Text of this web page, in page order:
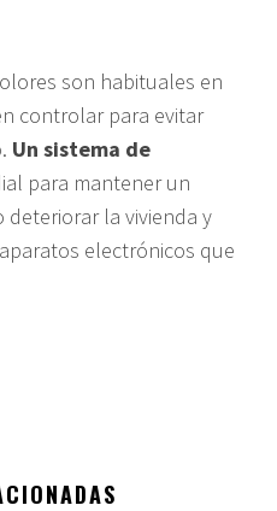
son habituales en
controlar para evitar
Un sistema de
para mantener un
la vivienda y
electrónicos que